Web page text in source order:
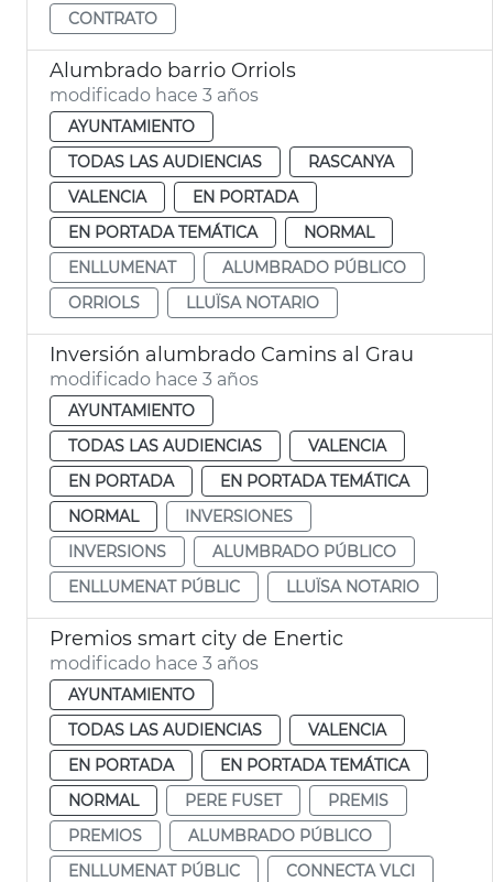
CONTRATO
Alumbrado barrio Orriols
modificado hace 3 años
AYUNTAMIENTO
TODAS LAS AUDIENCIAS
RASCANYA
VALENCIA
EN PORTADA
EN PORTADA TEMÁTICA
NORMAL
ENLLUMENAT
ALUMBRADO PÚBLICO
ORRIOLS
LLUÏSA NOTARIO
Inversión alumbrado Camins al Grau
modificado hace 3 años
AYUNTAMIENTO
TODAS LAS AUDIENCIAS
VALENCIA
EN PORTADA
EN PORTADA TEMÁTICA
NORMAL
INVERSIONES
INVERSIONS
ALUMBRADO PÚBLICO
ENLLUMENAT PÚBLIC
LLUÏSA NOTARIO
Premios smart city de Enertic
modificado hace 3 años
AYUNTAMIENTO
TODAS LAS AUDIENCIAS
VALENCIA
EN PORTADA
EN PORTADA TEMÁTICA
NORMAL
PERE FUSET
PREMIS
PREMIOS
ALUMBRADO PÚBLICO
ENLLUMENAT PÚBLIC
CONNECTA VLCI